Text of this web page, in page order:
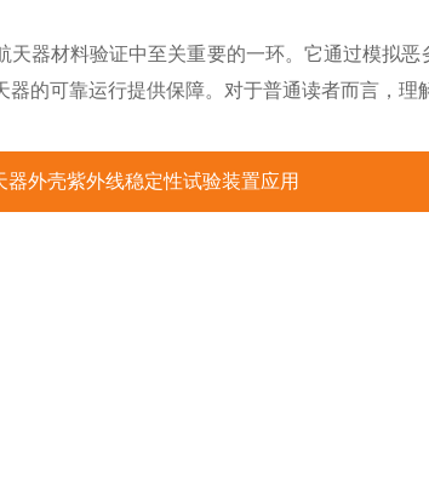
天器材料验证中至关重要的一环。它通过模拟
器的可靠运行提供保障。对于普通读者而言，理
器外壳紫外线稳定性试验装置应用